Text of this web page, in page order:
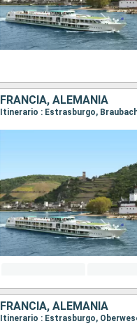
FRANCIA, ALEMANIA
Itinerario : Estrasburgo,
FRANCIA, ALEMANIA
Itinerario : Estrasburgo,